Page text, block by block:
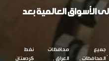
الأسواق العالمية بعد
جميع
المحافظات
محافظات
العراق
نفط
كردستان